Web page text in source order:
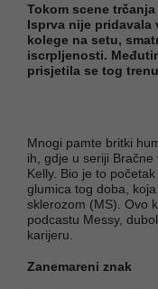
Tokom scene
Isprva nije pridavala
kolege na setu,
iscrpljenosti.
prisjetila se tog
Mnogi pamte britki
ih, gdje u seriji
Kelly. Bio je to
glumica tog doba,
sklerozom (MS). Ovo
podcastu Messy,
karijeru.
Zanemareni znak